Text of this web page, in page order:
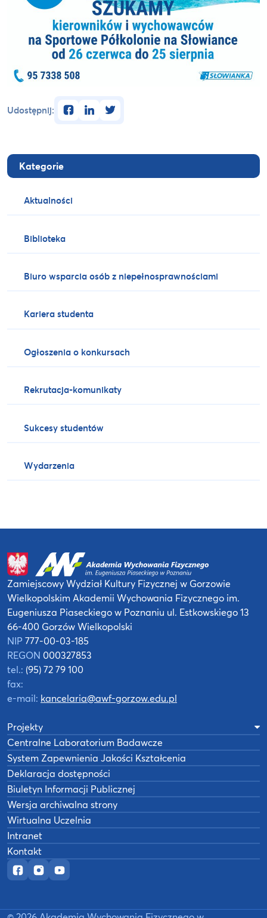
Kategorie
Aktualności
Biblioteka
Biuro wsparcia osób z niepełnosprawnościami
Kariera studenta
Ogłoszenia o konkursach
Rekrutacja-komunikaty
Sukcesy studentów
Wydarzenia
Udostępnij: facebooklinkedintwitter
Oficjalny fanpage w serwisie Facebook
Oficjalny profil na Instagramie
Oficjalny kanał YouTube
Zamiejscowy Wydział Kultury Fizycznej w Gorzowie
Wielkopolskim Akademii Wychowania Fizycznego im.
Eugeniusza Piaseckiego w Poznaniu ul. Estkowskiego 13
66-400 Gorzów Wielkopolski
NIP 777-00-03-185
REGON 000327853
tel.: (95) 72 79 100
fax:
e-mail: kancelaria@awf-gorzow.edu.pl
Projekty
Centralne Laboratorium Badawcze
System Zapewnienia Jakości Kształcenia
Deklaracja dostępności
Biuletyn Informacji Publicznej
Wersja archiwalna strony
Wirtualna Uczelnia
Intranet
Kontakt